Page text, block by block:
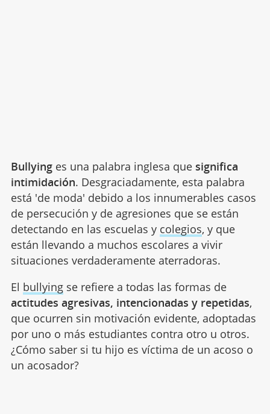
Bullyinges una palabra inglesa que significa
intimidación. Desgraciadamente, esta palabra
está 'de moda' debido a los innumerables casos
de persecución y de agresiones que se están
detectando en las escuelas y colegios, y que
están llevando a muchos escolares a vivir
situaciones verdaderamente aterradoras.
El bullyingse refiere a todas las formas de
actitudes agresivas, intencionadas y repetidas,
que ocurren sin motivación evidente, adoptadas
por uno o más estudiantes contra otro u otros.
¿Cómo saber si tu hijo es víctima de un acoso o
un acosador?